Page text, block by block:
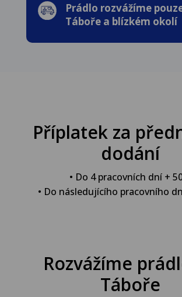
Prádlo rozvážíme
Táboře a blízkém okolí
Příplatek za
dodání
• Do 4 pracovních dní +
• Do následujícího pracovního
Rozvážíme
Táboře